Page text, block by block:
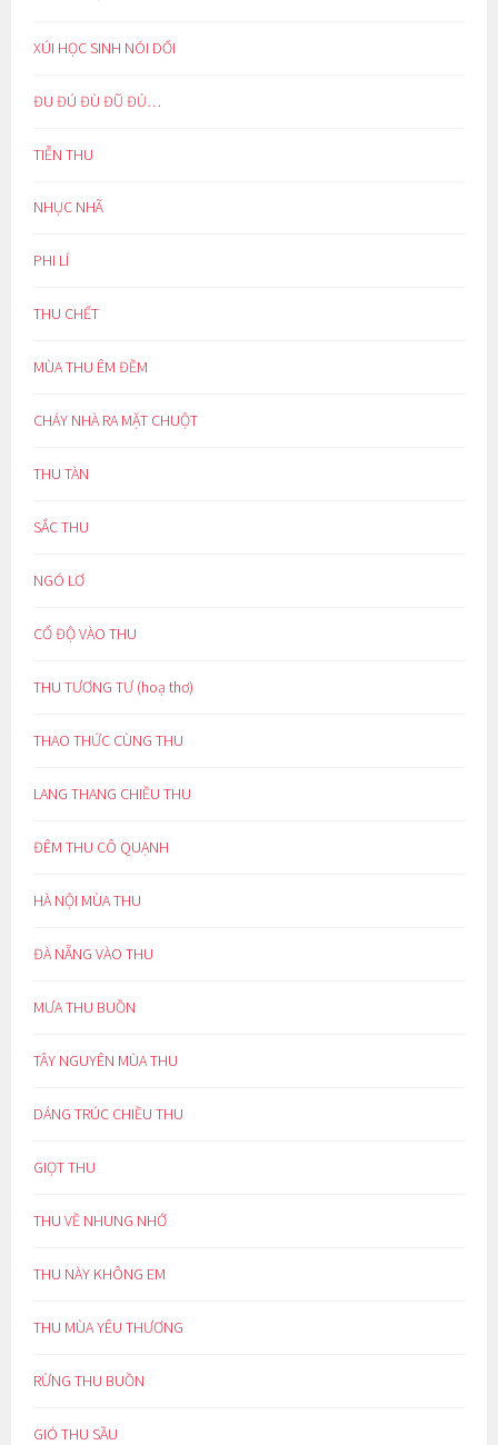
XÚI HỌC SINH NÓI DỐI
ĐU ĐÚ ĐÙ ĐŨ ĐỦ…
TIỄN THU
NHỤC NHÃ
PHI LÍ
THU CHẾT
MÙA THU ÊM ĐỀM
CHÁY NHÀ RA MẶT CHUỘT
THU TÀN
SẮC THU
NGÓ LƠ
CỔ ĐỘ VÀO THU
THU TƯƠNG TƯ (hoạ thơ)
THAO THỨC CÙNG THU
LANG THANG CHIỀU THU
ĐÊM THU CÔ QUẠNH
HÀ NỘI MÙA THU
ĐÀ NẴNG VÀO THU
MƯA THU BUỒN
TÂY NGUYÊN MÙA THU
DÁNG TRÚC CHIỀU THU
GIỌT THU
THU VỀ NHUNG NHỚ
THU NÀY KHÔNG EM
THU MÙA YÊU THƯƠNG
RỪNG THU BUỒN
GIÓ THU SẦU